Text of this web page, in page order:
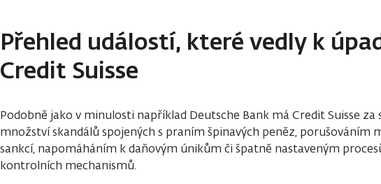
Přehled událostí, které vedly k
Credit Suisse
Podobně jako v minulosti například Deutsche Bank má Credit Suisse za
množství skandálů spojených s praním špinavých peněz, porušováním
sankcí, napomáháním k daňovým únikům či špatně nastaveným
kontrolních mechanismů.